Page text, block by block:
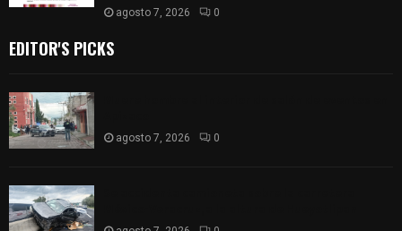
agosto 7, 2026 0
EDITOR'S PICKS
agosto 7, 2026 0